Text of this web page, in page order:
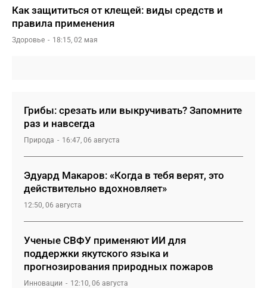
Как защититься от клещей: виды средств и
правила применения
Здоровье 18:15, 02 мая
Грибы: срезать или выкручивать? Запомните
раз и навсегда
Природа 16:47, 06 августа
Эдуард Макаров: «Когда в тебя верят, это
действительно вдохновляет»
12:50, 06 августа
Ученые СВФУ применяют ИИ для
поддержки якутского языка и
прогнозирования природных пожаров
Инновации 12:10, 06 августа